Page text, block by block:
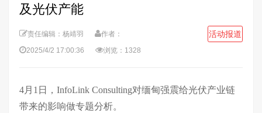
及光伏产能
责任编辑：杨靖羽
作者：
2025/4/2 17:00:36
浏览：1328
活动报道
4月1日，InfoLink Consulting对缅甸强震给光伏产业链
带来的影响做专题分析。